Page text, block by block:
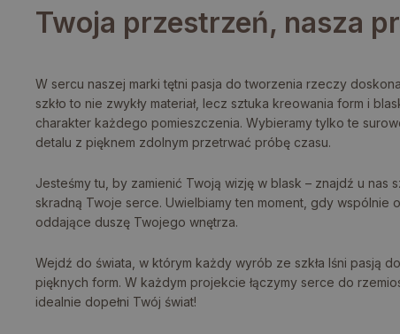
Twoja przestrzeń, nasza
W sercu naszej marki tętni pasja do tworzenia rzeczy
szkło to nie zwykły materiał, lecz sztuka kreowania form i
charakter każdego pomieszczenia. Wybieramy tylko te
detalu z pięknem zdolnym przetrwać próbę czasu.
Jesteśmy tu, by zamienić Twoją wizję w blask – znajdź u nas
skradną Twoje serce. Uwielbiamy ten moment, gdy wspólnie
oddające duszę Twojego wnętrza.
Wejdź do świata, w którym każdy wyrób ze szkła lśni pasją
pięknych form. W każdym projekcie łączymy serce do
idealnie dopełni Twój świat!